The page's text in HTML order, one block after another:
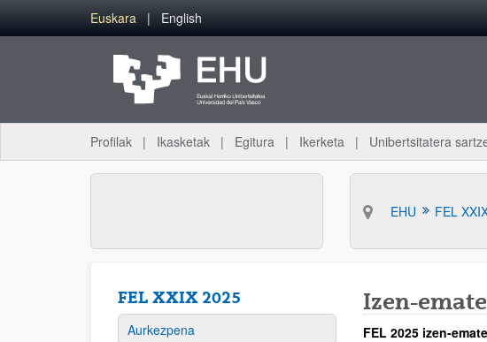
Eduki nagusira joan
Euskara English
Profilak Ikasketak Egitura Ikerketa Unibertsitatera
EHU FEL
FEL XXIX 2025
Aurkezpena
Izen-
FEL 2025 izen-